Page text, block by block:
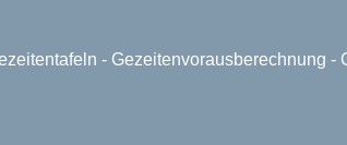
- Gezeitenvorausberechnung